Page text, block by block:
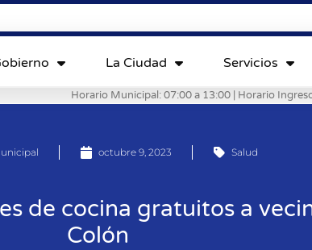
La Ciudad Servicios
Horario Municipal: 07:00 a 13:00 | Horario
octubre 9, 2023 Salud
de cocina gratuitos a
Colón